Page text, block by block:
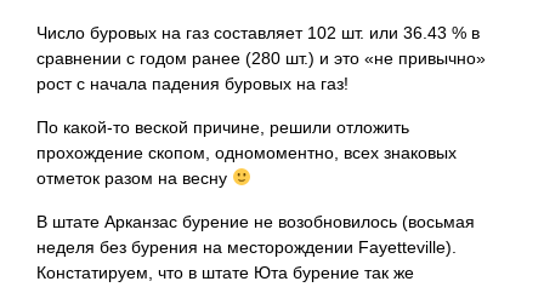
Число буровых на газ составляет 102 шт. или 36.43 % в
сравнении с годом ранее (280 шт.) и это «не привычно»
рост с начала падения буровых на газ!
По какой-то веской причине, решили отложить
прохождение скопом, одномоментно, всех знаковых
отметок разом на весну
В штате Арканзас бурение не возобновилось (восьмая
неделя без бурения на месторождении Fayetteville).
Констатируем, что в штате Юта бурение так же